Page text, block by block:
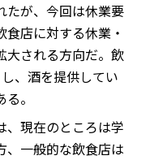
たが、今回は休業要
店に対する休業・
大される方向だ。飲
、酒を提供してい
。
、現在のところは学
、一般的な飲食店は